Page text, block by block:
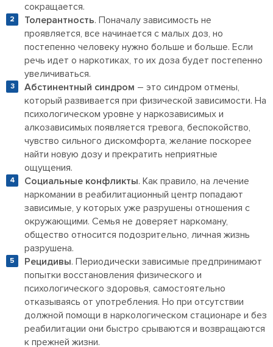
сокращается.
Толерантность. Поначалу зависимость не
проявляется, все начинается с малых доз, но
постепенно человеку нужно больше и больше. Если
речь идет о наркотиках, то их доза будет постепенно
увеличиваться.
Абстинентный синдром – это синдром отмены,
который развивается при физической зависимости. На
психологическом уровне у наркозависимых и
алкозависимых появляется тревога, беспокойство,
чувство сильного дискомфорта, желание поскорее
найти новую дозу и прекратить неприятные
ощущения.
Социальные конфликты. Как правило, на лечение
наркомании в реабилитационный центр попадают
зависимые, у которых уже разрушены отношения с
окружающими. Семья не доверяет наркоману,
общество относится подозрительно, личная жизнь
разрушена.
Рецидивы. Периодически зависимые предпринимают
попытки восстановления физического и
психологического здоровья, самостоятельно
отказываясь от употребления. Но при отсутствии
должной помощи в наркологическом стационаре и без
реабилитации они быстро срываются и возвращаются
к прежней жизни.